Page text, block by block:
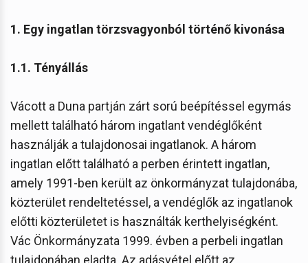
1. Egy ingatlan törzsvagyonból történő kivonása
1.1. Tényállás
Vácott a Duna partján zárt sorú beépítéssel egymás
mellett található három ingatlant vendéglőként
használják a tulajdonosai ingatlanok. A három
ingatlan előtt található a perben érintett ingatlan,
amely 1991-ben került az önkormányzat tulajdonába,
közterület rendeltetéssel, a vendéglők az ingatlanok
előtti közterületet is használták kerthelyiségként.
Vác Önkormányzata 1999. évben a perbeli ingatlan
tulajdonában eladta. Az adásvétel előtt az